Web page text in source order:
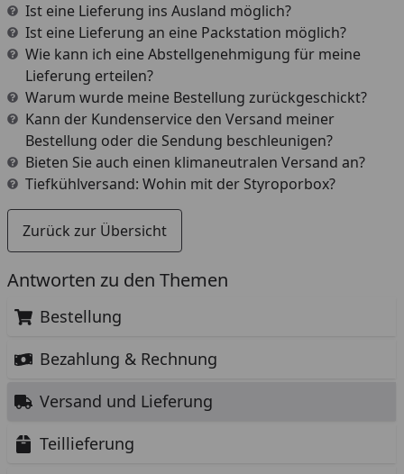
Antworten zu den Themen
Bestellung
Bezahlung & Rechnung
Versand und Lieferung
Teillieferung
Ist eine Lieferung ins Ausland möglich?
Ist eine Lieferung an eine Packstation möglich?
Wie kann ich eine Abstellgenehmigung für meine
Lieferung erteilen?
Warum wurde meine Bestellung zurückgeschickt?
Kann der Kundenservice den Versand meiner
Bestellung oder die Sendung beschleunigen?
Bieten Sie auch einen klimaneutralen Versand an?
Tiefkühlversand: Wohin mit der Styroporbox?
Zurück zur Übersicht